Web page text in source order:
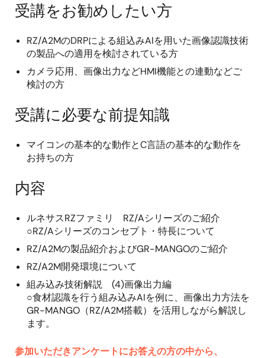
受講をお勧めしたい方
RZ/A2MのDRPによる組込みAIを用いた画像認識技術
の製品への適用を検討されている方
カメラ応用、画像出力などHMI機能との連動などご
検討の方
受講に必要な前提知識
マイコンの基本的な動作とC言語の基本的な動作を
お持ちの方
内容
ルネサスRZファミリ RZ/Aシリーズのご紹介
○RZ/Aシリーズのコンセプト・特長について
RZ/A2Mの製品紹介およびGR-MANGOのご紹介
RZ/A2M開発環境について
組み込み技術解説 (4)画像出力編
○食材認識を行う組み込みAIを例に、画像出力方法を
GR-MANGO（RZ/A2M搭載）を活用しながら解説し
ます。
参加いただきアンケートにお答えの方の中から、